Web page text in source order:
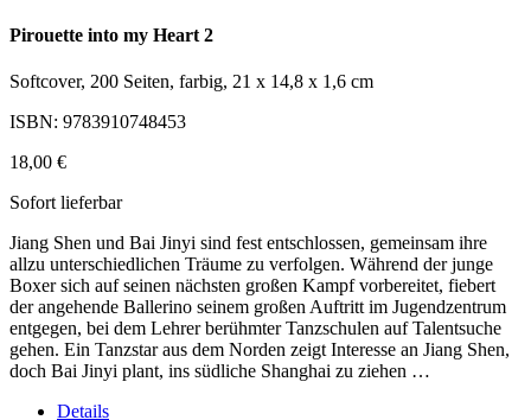
Pirouette into my Heart 2
Softcover, 200 Seiten, farbig, 21 x 14,8 x 1,6 cm
ISBN: 9783910748453
18,00 €
Sofort lieferbar
Jiang Shen und Bai Jinyi sind fest entschlossen, gemeinsam ihre
allzu unterschiedlichen Träume zu verfolgen. Während der junge
Boxer sich auf seinen nächsten großen Kampf vorbereitet, fiebert
der angehende Ballerino seinem großen Auftritt im Jugendzentrum
entgegen, bei dem Lehrer berühmter Tanzschulen auf Talentsuche
gehen. Ein Tanzstar aus dem Norden zeigt Interesse an Jiang Shen,
doch Bai Jinyi plant, ins südliche Shanghai zu ziehen …
Details